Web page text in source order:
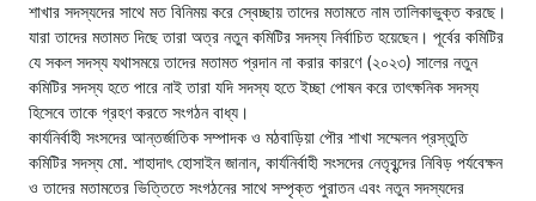
শাখার সদস্যদের সাথে মত বিনিময় করে স্বেচ্ছায় তাদের মতামতে নাম তালিকাভুক্ত করছে।
যারা তাদের মতামত দিছে তারা অত্র নতুন কমিটির সদস্য নির্বাচিত হয়েছেন। পূর্বের কমিটির
যে সকল সদস্য যথাসময়ে তাদের মতামত প্রদান না করার কারণে (২০২৩) সালের নতুন
কমিটির সদস্য হতে পারে নাই তারা যদি সদস্য হতে ইচ্ছা পোষন করে তাৎক্ষনিক সদস্য
হিসেবে তাকে গ্রহণ করতে সংগঠন বাধ্য।
কার্যনির্বাহী সংসদের আন্তর্জাতিক সম্পাদক ও মঠবাড়িয়া পৌর শাখা সম্মেলন প্রস্তুতি
কমিটির সদস্য মো. শাহাদাৎ হোসাইন জানান, কার্যনির্বাহী সংসদের নেতৃবৃন্দের নিবিড় পর্যবেক্ষন
ও তাদের মতামতের ভিত্তিতে সংগঠনের সাথে সম্পৃক্ত পুরাতন এবং নতুন সদস্যদের